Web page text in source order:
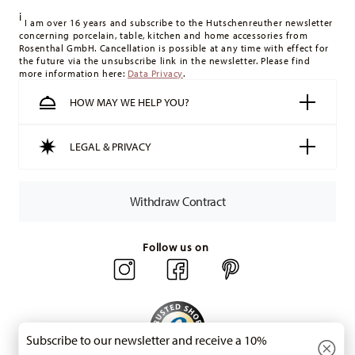
United Kingdom:For deliveries to the United Kingdom, the
minimum order value is £135, and delivery is free of charge.
Switzerland:delivery is free of charge for orders over 49,90
CHF. If the value of your purchase is less than 49,90 CHF,
delivery charges are 36,90 CHF.
as your parcel is dispatched.
Delivery time:3-5 working days for delivery within Germany
i I am over 16 years and subscribe to the Hutschenreuther newsletter
concerning porcelain, table, kitchen and home accessories from
Rosenthal GmbH. Cancellation is possible at any time with effect for
the future via the unsubscribe link in the newsletter. Please find
more information here: Data Privacy.
HOW MAY WE HELP YOU?
LEGAL & PRIVACY
Withdraw Contract
Follow us on
Subscribe to our newsletter and receive a 10%